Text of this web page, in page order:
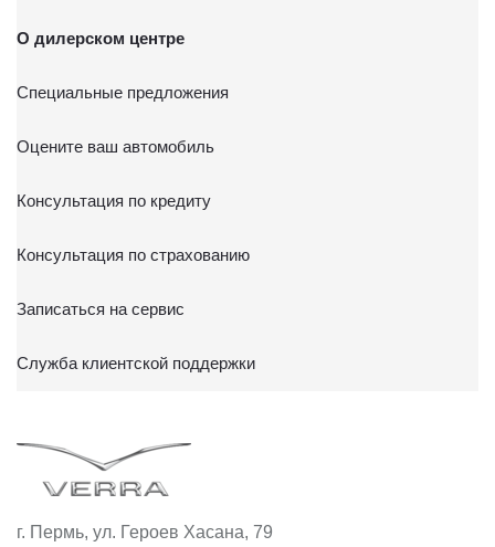
О дилерском центре
Специальные предложения
Оцените ваш автомобиль
Консультация по кредиту
Консультация по страхованию
Записаться на сервис
Служба клиентской поддержки
г. Пермь, ул. Героев Хасана, 79